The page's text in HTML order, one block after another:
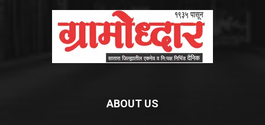
ABOUT US